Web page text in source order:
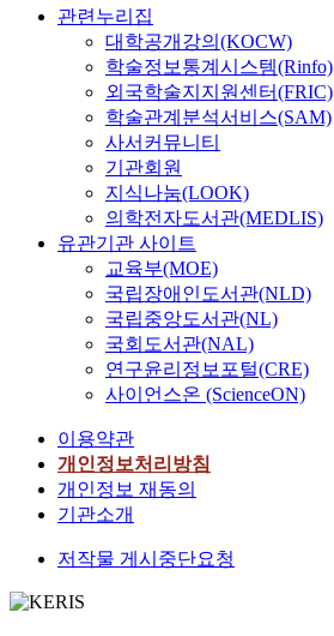
관련누리집
대학공개강의(KOCW)
학술정보통계시스템(Rinfo)
외국학술지지원센터(FRIC)
학술관계분석서비스(SAM)
사서커뮤니티
기관회원
지식나눔(LOOK)
의학전자도서관(MEDLIS)
유관기관 사이트
교육부(MOE)
국립장애인도서관(NLD)
국립중앙도서관(NL)
국회도서관(NAL)
연구윤리정보포털(CRE)
사이언스온 (ScienceON)
이용약관
개인정보처리방침
개인정보 재동의
기관소개
저작물 게시중단요청